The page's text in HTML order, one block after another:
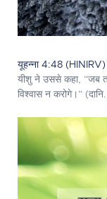
यूहन्ना 4:48 (HINIRV)
यीशु ने उससे कहा, “जब
विश्वास न करोगे।”